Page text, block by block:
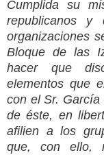
Cumplida su
republicanos y
organizaciones
Bloque de las
hacer que
elementos que
con el Sr. García
de éste, en
afilien a los
que, con ello,